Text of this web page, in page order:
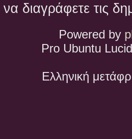
να διαγράφετε τις
Powered by
Pro Ubuntu
Ελληνική